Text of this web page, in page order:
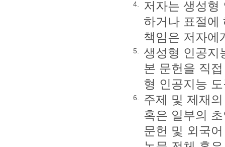
4.
저자는 생성형
하거나 표절에
책임은 저자에
5.
생성형 인공지
본 문헌을 직
형 인공지능
6.
주제 및 제재
혹은 일부의
문헌 및 외국